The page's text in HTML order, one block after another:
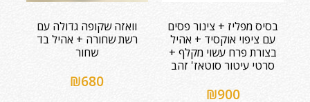
בסיס מפליז + צינור פסים
עם ציפוי אוקסיד + אהיל
בצורת פרח עשוי מקלף +
סרטי עיטור סוטאז' זהב
₪900
וואזה שקופה גדולה עם
רשת שחורה + אהיל בד
שחור
₪680